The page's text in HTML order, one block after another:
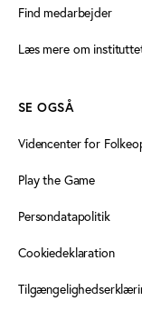
Find medarbejder
Læs mere om
SE OGSÅ
Videncenter for
Play the Game
Persondatapolitik
Cookiedeklaration